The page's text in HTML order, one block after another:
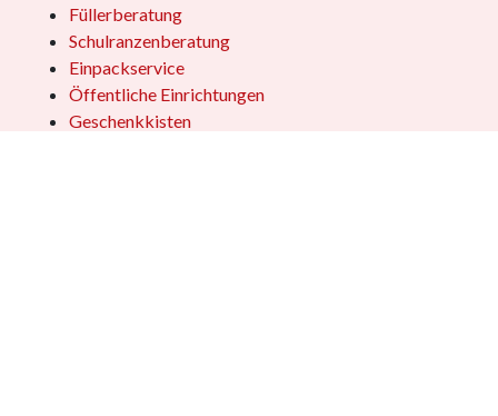
Füllerberatung
Schulranzenberatung
Einpackservice
Öffentliche Einrichtungen
Geschenkkisten